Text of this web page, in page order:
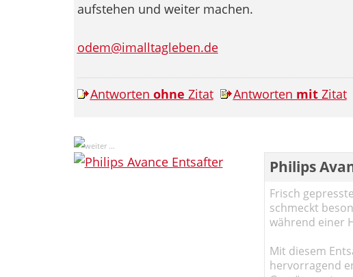
aufstehen und weiter machen.
odem@imalltagleben.de
Antworten ohne Zitat Antworten mitZitat
Philips
Frisch
schmeckt
während einer
Mit diesem
hervorragend